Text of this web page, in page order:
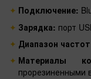
Подключение:
Зарядка: порт
Диапазон
Материалы
прорезиненными